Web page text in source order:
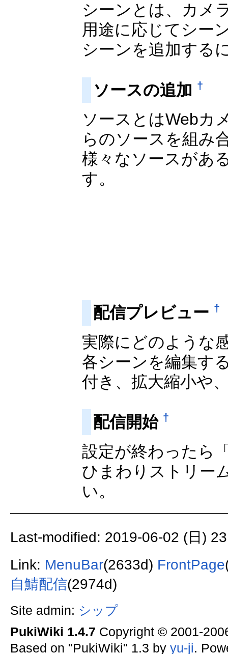
シーンとは、カメ
用途に応じてシー
シーンを追加する
ソースの追加 †
ソースとはWebカ
らのソースを組み
様々なソースがあ
す。
配信プレビュー †
実際にどのような
各シーンを編集す
付き、拡大縮小や
配信開始 †
設定が終わったら
ひまわりストリー
い。
Last-modified: 2019-06-02 (日)
Link: MenuBar(2633d) FrontPage
自鯖配信(2974d)
Site admin: シップ
PukiWiki 1.4.7 Copyright © 2001-
Based on "PukiWiki" 1.3 by yu-ji.